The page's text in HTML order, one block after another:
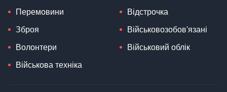
Перемовини
Зброя
Волонтери
Військова техніка
Відстрочка
Військовозобов'язані
Військовий облік